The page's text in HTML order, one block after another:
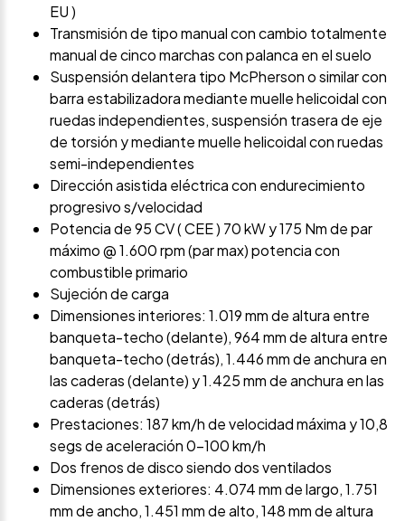
EU )
Transmisión de tipo manual con cambio totalmente
manual de cinco marchas con palanca en el suelo
Suspensión delantera tipo McPherson o similar con
barra estabilizadora mediante muelle helicoidal con
ruedas independientes, suspensión trasera de eje
de torsión y mediante muelle helicoidal con ruedas
semi-independientes
Dirección asistida eléctrica con endurecimiento
progresivo s/velocidad
Potencia de 95 CV ( CEE ) 70 kW y 175 Nm de par
máximo @ 1.600 rpm (par max) potencia con
combustible primario
Sujeción de carga
Dimensiones interiores: 1.019 mm de altura entre
banqueta-techo (delante), 964 mm de altura entre
banqueta-techo (detrás), 1.446 mm de anchura en
las caderas (delante) y 1.425 mm de anchura en las
caderas (detrás)
Prestaciones: 187 km/h de velocidad máxima y 10,8
segs de aceleración 0-100 km/h
Dos frenos de disco siendo dos ventilados
Dimensiones exteriores: 4.074 mm de largo, 1.751
mm de ancho, 1.451 mm de alto, 148 mm de altura